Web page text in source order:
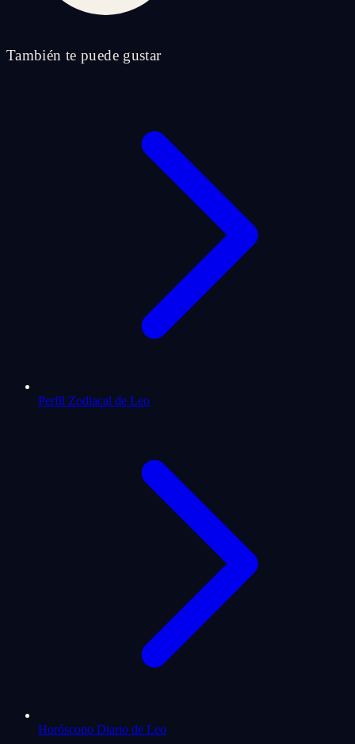
También te puede gustar
Perfil Zodiacal de Leo
Horóscopo Diario de Leo